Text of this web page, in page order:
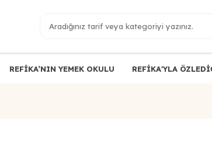
REFİKA’NIN YEMEK OKULU REFİKA'YLA